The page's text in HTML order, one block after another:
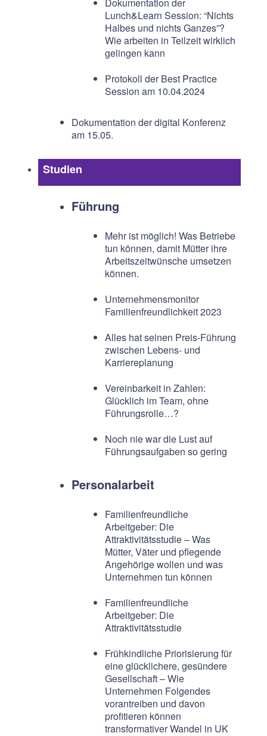
Lunch&Learn Session: “Nichts
Halbes und nichts Ganzes”?
Wie arbeiten in Teilzeit wirklich
gelingen kann
Protokoll der Best Practice
Session am 10.04.2024
Dokumentation der digital Konferenz
am 15.05.
Studien
Führung
Mehr ist möglich! Was Betriebe
tun können, damit Mütter ihre
Arbeitszeitwünsche umsetzen
können.
Unternehmensmonitor
Familienfreundlichkeit 2023
Alles hat seinen Preis-Führung
zwischen Lebens- und
Karriereplanung
Vereinbarkeit in Zahlen:
Glücklich im Team, ohne
Führungsrolle…?
Noch nie war die Lust auf
Führungsaufgaben so gering
Personalarbeit
Familienfreundliche
Arbeitgeber: Die
Attraktivitätsstudie – Was
Mütter, Väter und pflegende
Angehörige wollen und was
Unternehmen tun können
Familienfreundliche
Arbeitgeber: Die
Attraktivitätsstudie
Frühkindliche Priorisierung für
eine glücklichere, gesündere
Gesellschaft – Wie
Unternehmen Folgendes
vorantreiben und davon
profitieren können
transformativer Wandel in UK